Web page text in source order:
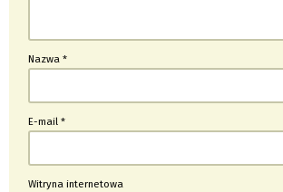
Nazwa*
E-mail*
Witryna internetowa